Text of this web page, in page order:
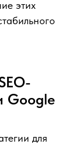
этих
Google
для